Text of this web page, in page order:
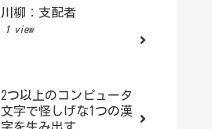
川柳：支配者
1 view
2つ以上のコンピュータ
文字で怪しげな1つの漢
字を生み出す